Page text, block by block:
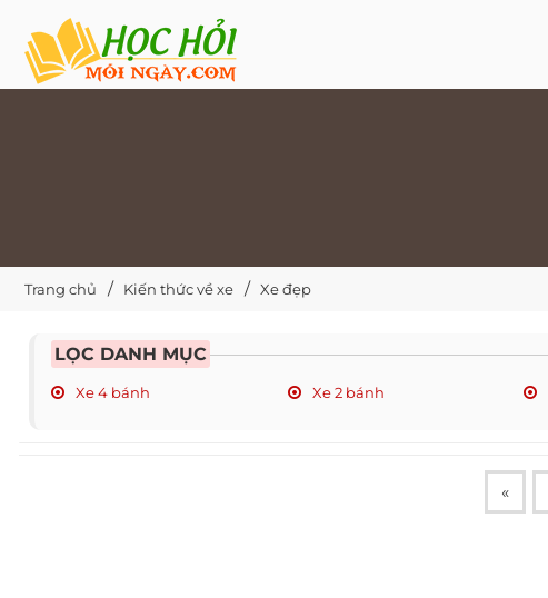
Trang chủ Kiến thức về xe Xe đẹp
LỌC DANH MỤC
Xe 4 bánh Xe 2 bánh
«